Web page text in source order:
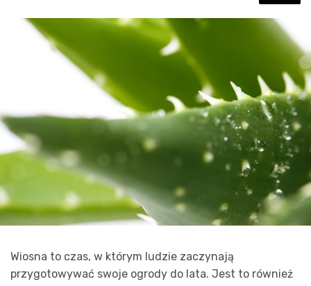
Wiosna to czas, w którym ludzie zaczynają
przygotowywać swoje ogrody do lata. Jest to również